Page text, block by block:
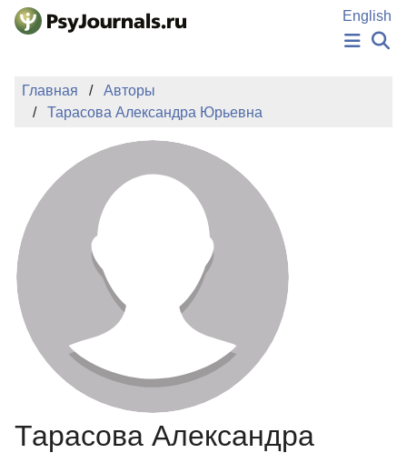
Перейти к основному содержанию
English
ИЗДАНИЯ
АВТОРЫ
ПОДАТЬ РУКОПИСЬ
БАЗА ЗНАНИЙ
КЛЮЧЕВЫЕ СЛОВА
Регистрация
Главная
Авторы
Тарасова Александра Юрьевна
Тарасова Александра